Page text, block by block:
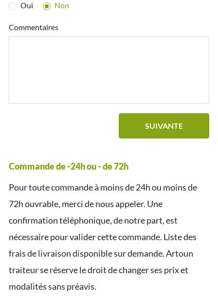
Oui
Non
Commentaires
SUIVANTE
Commande de -24h ou - de 72h
Pour toute commande à moins de 24h ou moins de
72h ouvrable, merci de nous appeler. Une
confirmation téléphonique, de notre part, est
nécessaire pour valider cette commande. Liste des
frais de livraison disponible sur demande. Artoun
traiteur se réserve le droit de changer ses prix et
modalités sans préavis.